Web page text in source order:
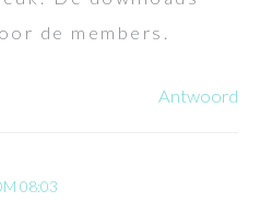
de members.
Antwoord
08:03